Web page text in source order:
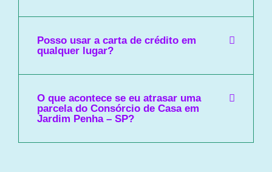
Posso usar a carta de crédito em
qualquer lugar?
O que acontece se eu atrasar uma
parcela do Consórcio de Casa em
Jardim Penha – SP?